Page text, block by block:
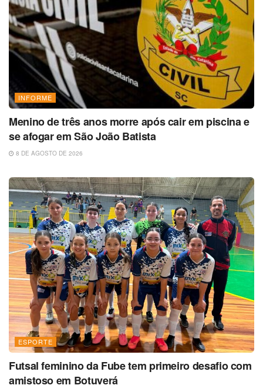
INFORME
Menino de três anos morre após cair em piscina e
se afogar em São João Batista
8 DE AGOSTO DE 2026
ESPORTE
Futsal feminino da Fube tem primeiro desafio com
amistoso em Botuverá